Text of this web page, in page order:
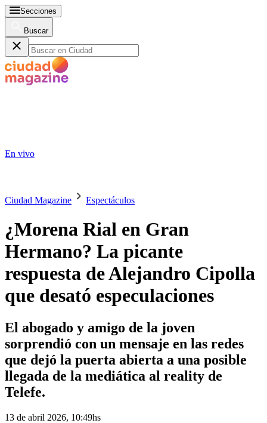
Secciones
Buscar
En vivo
Ciudad Magazine Espectáculos
¿Morena Rial en Gran
Hermano? La picante
respuesta de Alejandro Cipolla
que desató especulaciones
El abogado y amigo de la joven
sorprendió con un mensaje en las redes
que dejó la puerta abierta a una posible
llegada de la mediática al reality de
Telefe.
13 de abril 2026, 10:49hs